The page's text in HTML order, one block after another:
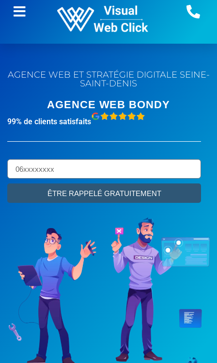
AGENCE WEB ET STRATÉGIE DIGITALE SEINE-
SAINT-DENIS
AGENCE WEB BONDY
99% de clients satisfaits
ÊTRE RAPPELÉ GRATUITEMENT